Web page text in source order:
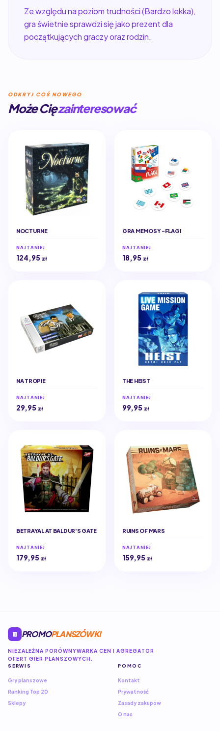
Ze względu na poziom trudności (Bardzo lekka),
gra świetnie sprawdzi się jako prezent dla
początkujących graczy oraz rodzin.
ODKRYJ COŚ NOWEGO
Może Cięzainteresować
NOCTURNE
NAJTANIEJ
124,95 zł
GRA MEMOSY -FLAGI
NAJTANIEJ
18,95 zł
NA TROPIE
NAJTANIEJ
29,95 zł
THE HEIST
NAJTANIEJ
99,95 zł
BETRAYAL AT BALDUR'S GATE
NAJTANIEJ
179,95 zł
RUINS OF MARS
NAJTANIEJ
159,95 zł
PROMOPLANSZÓWKI
NIEZALEŻNA PORÓWNYWARKA CEN I AGREGATOR
OFERT GIER PLANSZOWYCH.
SERWIS
Gry planszowe
Ranking Top 20
Sklepy
POMOC
Kontakt
Prywatność
Zasady zakupów
O nas